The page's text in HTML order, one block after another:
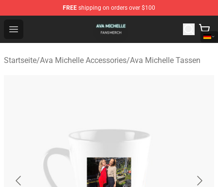
FREE shipping on orders over $100
Open menu
Ava Michelle Shop - Official Ava Michelle Merchandise
Startseite/Ava Michelle Accessories/Ava Michelle Tassen